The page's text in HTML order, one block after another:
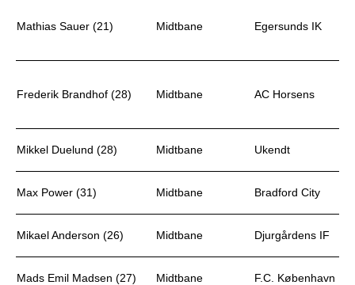
Mathias Sauer (21) Midtbane Egersunds IK
Frederik Brandhof (28) Midtbane AC Horsens
Mikkel Duelund (28) Midtbane Ukendt
Max Power (31) Midtbane Bradford City
Mikael Anderson (26) Midtbane Djurgårdens IF
Mads Emil Madsen (27) Midtbane F.C. København